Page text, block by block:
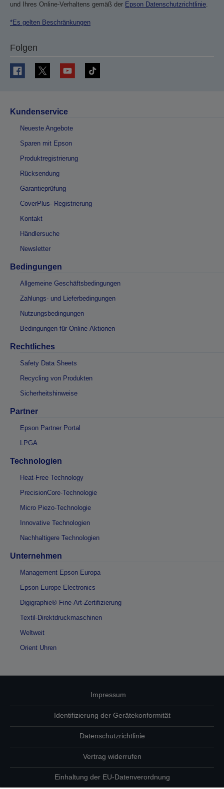
und Ihres Online-Verhaltens gemäß der Epson Datenschutzrichtlinie.
*Es gelten Beschränkungen
Folgen
Kundenservice
Neueste Angebote
Sparen mit Epson
Produktregistrierung
Rücksendung
Garantieprüfung
CoverPlus- Registrierung
Kontakt
Händlersuche
Newsletter
Bedingungen
Allgemeine Geschäftsbedingungen
Zahlungs- und Lieferbedingungen
Nutzungsbedingungen
Bedingungen für Online-Aktionen
Rechtliches
Safety Data Sheets
Recycling von Produkten
Sicherheitshinweise
Partner
Epson Partner Portal
LPGA
Technologien
Heat-Free Technology
PrecisionCore-Technologie
Micro Piezo-Technologie
Innovative Technologien
Nachhaltigere Technologien
Unternehmen
Management Epson Europa
Epson Europe Electronics
Digigraphie® Fine-Art-Zertifizierung
Textil-Direktdruckmaschinen
Weltweit
Orient Uhren
Impressum
Identifizierung der Gerätekonformität
Datenschutzrichtlinie
Vertrag widerrufen
Einhaltung der EU-Datenverordnung